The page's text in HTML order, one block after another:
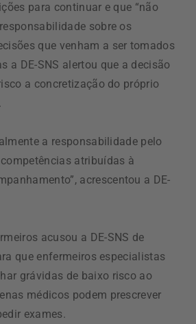
para continuar e que “não
sobre os
que venham a ser tomados
a DE-SNS alertou que a decisão
a concretização do próprio
a responsabilidade pelo
atribuídas à
acrescentou a DE-
acusou a DE-SNS de
que enfermeiros especialistas
grávidas de baixo risco ao
médicos podem prescrever
exames.